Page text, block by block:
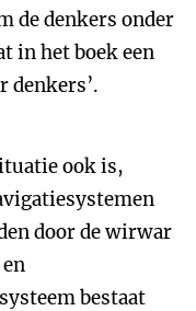
de denkers onder
in het boek een
denkers’.
ook is,
door de wirwar
bestaat